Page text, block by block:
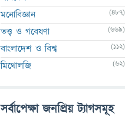
মনোবিজ্ঞান (487)
তত্ত্ব ও গবেষণা (669)
বাংলাদেশ ও বিশ্ব (112)
মিথোলজি (62)
সর্বাপেক্ষা জনপ্রিয় ট্যাগসমূহ